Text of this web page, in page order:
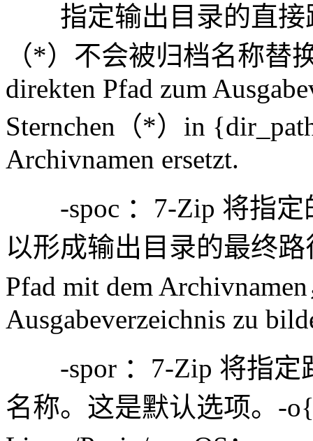
指定输出目录的直接
（*）不会被归档名称替
direkten Pfad zum
Sternchen（*）in
Archivnamen ersetzt.
-spoc ：7-Zip 将指定
以形成输出目录的最终路
Pfad mit dem
Ausgabeverzeichnis zu
-spor ：7-Zip 将指定
名称。这是默认选项。-